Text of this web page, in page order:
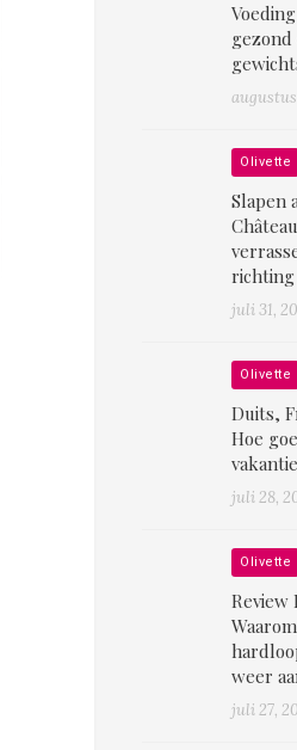
Olivette
Slapen
juli 31,
Olivette
Duits,
Hoe
juli 28,
Olivette
Review
weer
juli 27,